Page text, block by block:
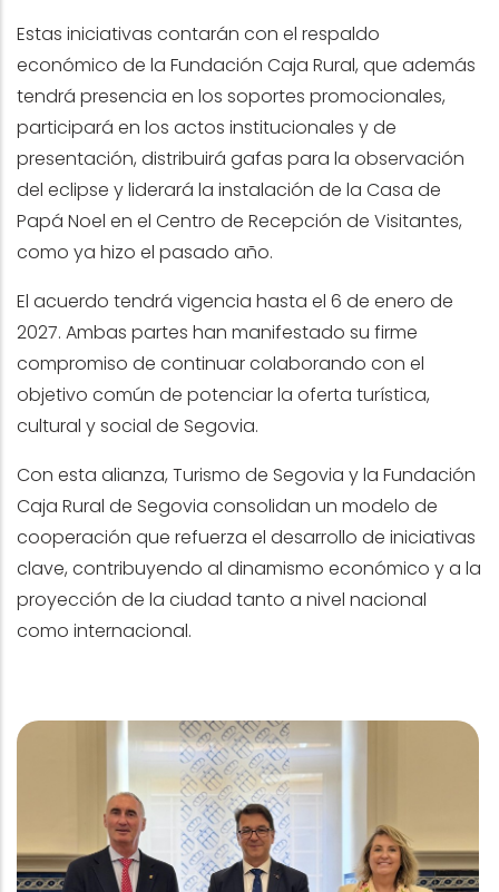
Estas iniciativas contarán con el respaldo
económico de la Fundación Caja Rural, que además
tendrá presencia en los soportes promocionales,
participará en los actos institucionales y de
presentación, distribuirá gafas para la observación
del eclipse y liderará la instalación de la Casa de
Papá Noel en el Centro de Recepción de Visitantes,
como ya hizo el pasado año.
El acuerdo tendrá vigencia hasta el 6 de enero de
2027. Ambas partes han manifestado su firme
compromiso de continuar colaborando con el
objetivo común de potenciar la oferta turística,
cultural y social de Segovia.
Con esta alianza, Turismo de Segovia y la Fundación
Caja Rural de Segovia consolidan un modelo de
cooperación que refuerza el desarrollo de iniciativas
clave, contribuyendo al dinamismo económico y a la
proyección de la ciudad tanto a nivel nacional
como internacional.